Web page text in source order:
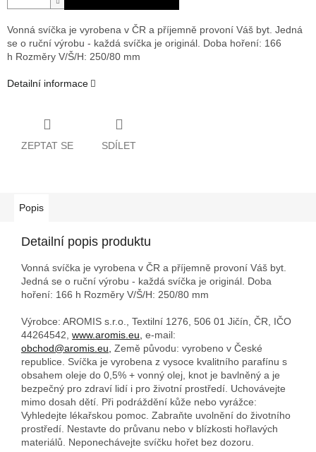
Vonná svíčka je vyrobena v ČR a příjemně provoní Váš byt. Jedná
se o ruční výrobu - každá svíčka je originál. Doba hoření: 166
h Rozměry V/Š/H: 250/80 mm
Detailní informace
ZEPTAT SE SDÍLET
Popis
Detailní popis produktu
Vonná svíčka je vyrobena v ČR a příjemně provoní Váš byt.
Jedná se o ruční výrobu - každá svíčka je originál. Doba
hoření: 166 h Rozměry V/Š/H: 250/80 mm
Výrobce: AROMIS s.r.o., Textilní 1276, 506 01 Jičín, ČR, IČO
44264542, www.aromis.eu, e-mail:
obchod@aromis.eu, Země původu: vyrobeno v České
republice. Svíčka je vyrobena z vysoce kvalitního parafínu s
obsahem oleje do 0,5% + vonný olej, knot je bavlněný a je
bezpečný pro zdraví lidí i pro životní prostředí. Uchovávejte
mimo dosah dětí. Při podráždění kůže nebo vyrážce:
Vyhledejte lékařskou pomoc. Zabraňte uvolnění do životního
prostředí. Nestavte do průvanu nebo v blízkosti hořlavých
materiálů. Neponechávejte svíčku hořet bez dozoru.